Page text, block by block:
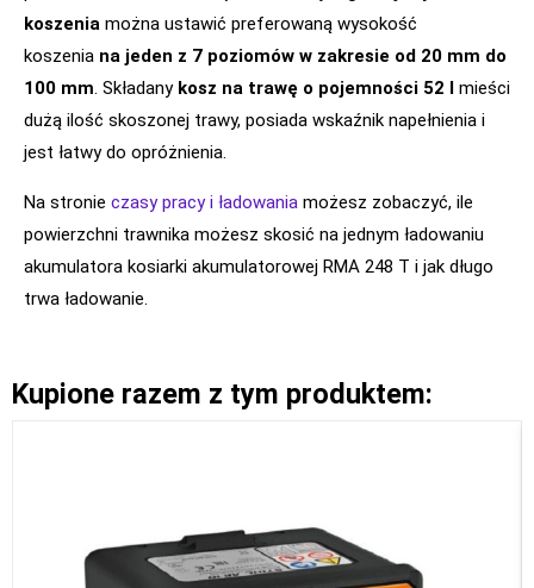
koszenia można ustawić preferowaną wysokość
koszenia na jeden z 7 poziomów w zakresie od 20 mm do
100 mm. Składany kosz na trawę o pojemności 52 l
mieści
dużą ilość skoszonej trawy, posiada wskaźnik napełnienia i
jest łatwy do opróżnienia.
Na stronie czasy pracy i ładowania możesz zobaczyć, ile
powierzchni trawnika możesz skosić na jednym ładowaniu
akumulatora kosiarki akumulatorowej RMA 248 T i jak długo
trwa ładowanie.
Kupione razem z tym produktem: